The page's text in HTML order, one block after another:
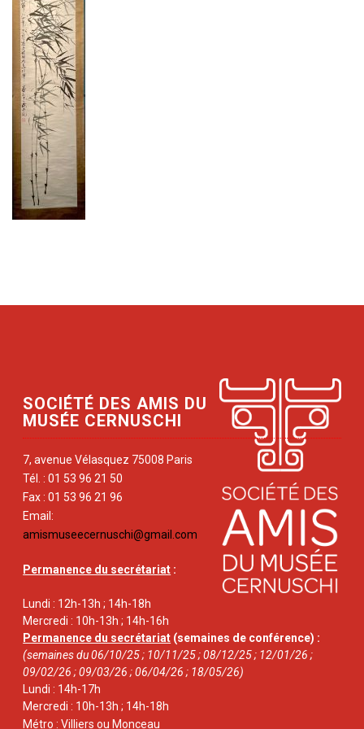
SOCIÉTÉ DES AMIS DU
MUSÉE CERNUSCHI
7, avenue Vélasquez 75008 Paris
Tél. : 01 53 96 21 50
Fax : 01 53 96 21 96
Email:
amismuseecernuschi@gmail.com
Permanence du secrétariat :
Lundi : 12h-13h ; 14h-18h
Mercredi : 10h-13h ; 14h-16h
Permanence du secrétariat (semaines de conférence) :
(semaines du 06/10/25 ; 10/11/25 ; 08/12/25 ; 12/01/26 ;
09/02/26 ; 09/03/26 ; 06/04/26 ; 18/05/26)
Lundi : 14h-17h
Mercredi : 10h-13h ; 14h-18h
Métro : Villiers ou Monceau